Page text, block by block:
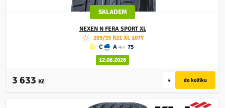
SKLADEM
NEXENN FERA SPORT XL
295/35 R21 XL 107Y
C
A
75
12.08.2026
3 633 Kč